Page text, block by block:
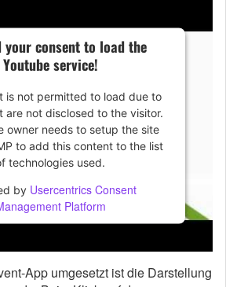
your consent to load the
Youtube service!
is not permitted to load due to
are not disclosed to the visitor.
owner needs to setup the site
to add this content to the list
technologies used.
by Usercentrics Consent
Platform
App umgesetzt ist die Darstellung